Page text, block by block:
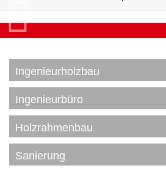
HERZLICH
Ingenieurholzbau
Ingenieurbüro
Holzrahmenbau
Sanierung